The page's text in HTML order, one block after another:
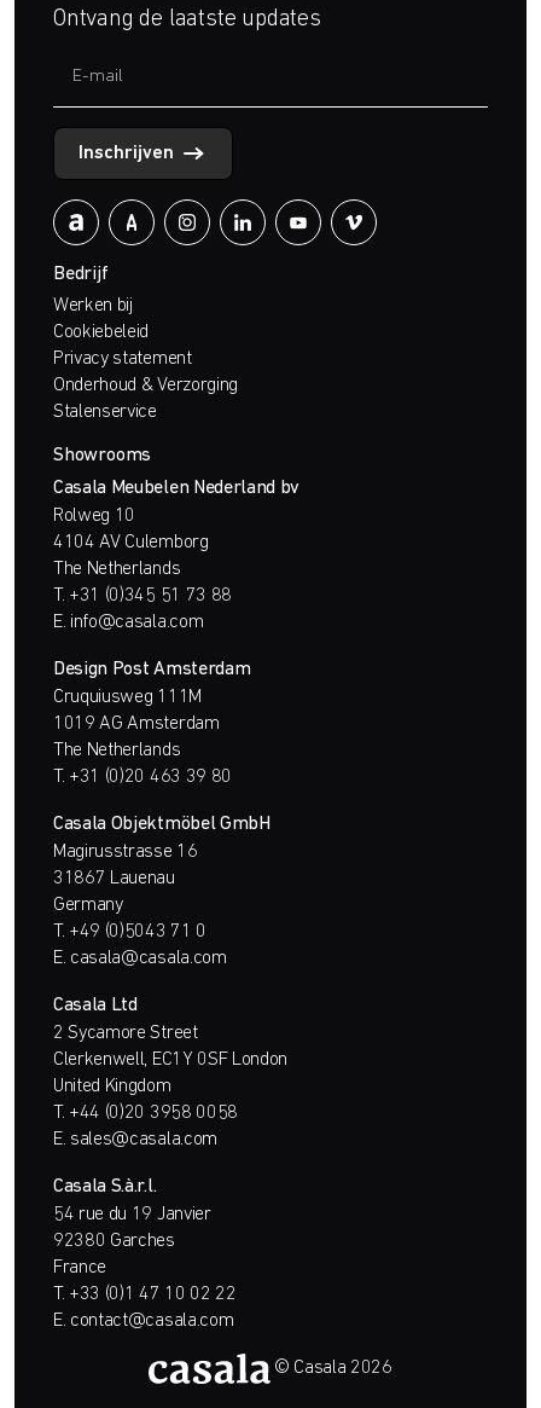
Ontvang de laatste updates
Inschrijven
Bedrijf
Werken bij
Cookiebeleid
Privacy statement
Onderhoud & Verzorging
Stalenservice
Showrooms
Casala Meubelen Nederland bv
Rolweg 10
4104 AV Culemborg
The Netherlands
T. +31 (0)345 51 73 88
E. info@casala.com
Design Post Amsterdam
Cruquiusweg 111M
1019 AG Amsterdam
The Netherlands
T. +31 (0)20 463 39 80
Casala Objektmöbel GmbH
Magirusstrasse 16
31867 Lauenau
Germany
T. +49 (0)5043 71 0
E. casala@casala.com
Casala Ltd
2 Sycamore Street
Clerkenwell, EC1Y 0SF London
United Kingdom
T. +44 (0)20 3958 0058
E. sales@casala.com
Casala S.à.r.l.
54 rue du 19 Janvier
92380 Garches
France
T. +33 (0)1 47 10 02 22
E. contact@casala.com
© Casala 2026